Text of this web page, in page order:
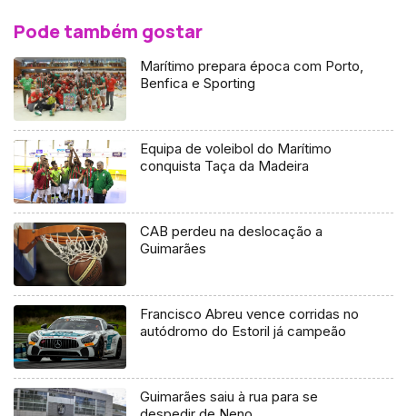
Pode também gostar
Marítimo prepara época com Porto,
Benfica e Sporting
Equipa de voleibol do Marítimo
conquista Taça da Madeira
CAB perdeu na deslocação a
Guimarães
Francisco Abreu vence corridas no
autódromo do Estoril já campeão
Guimarães saiu à rua para se